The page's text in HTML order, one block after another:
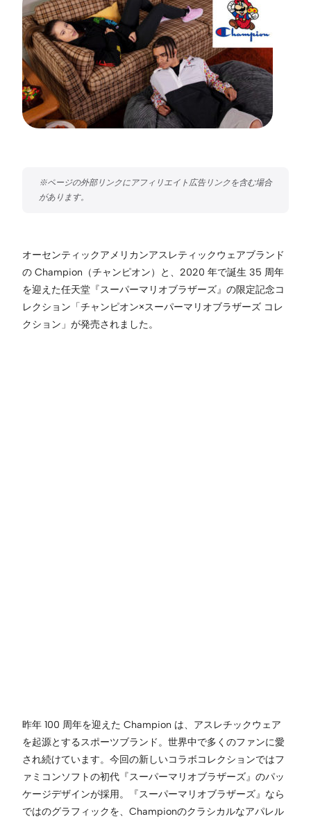
オーセンティックアメリカンアスレティックウェアブランド
の Champion（チャンピオン）と、2020 年で誕生 35 周年
を迎えた任天堂『スーパーマリオブラザーズ』の限定記念コ
レクション「チャンピオン×スーパーマリオブラザーズ コレ
クション」が発売されました。
昨年 100 周年を迎えた Champion は、アスレチックウェア
を起源とするスポーツブランド。世界中で多くのファンに愛
され続けています。今回の新しいコラボコレクションではフ
ァミコンソフトの初代『スーパーマリオブラザーズ』のパッ
ケージデザインが採用。『スーパーマリオブラザーズ』なら
ではのグラフィックを、Championのクラシカルなアパレル